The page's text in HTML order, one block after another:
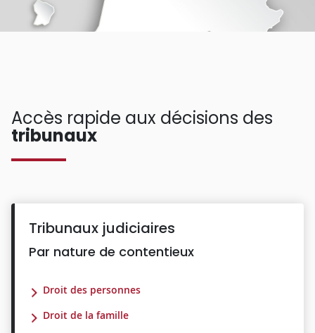
Accès rapide aux décisions des
tribunaux
Tribunaux judiciaires
Par nature de contentieux
Droit des personnes
Droit de la famille